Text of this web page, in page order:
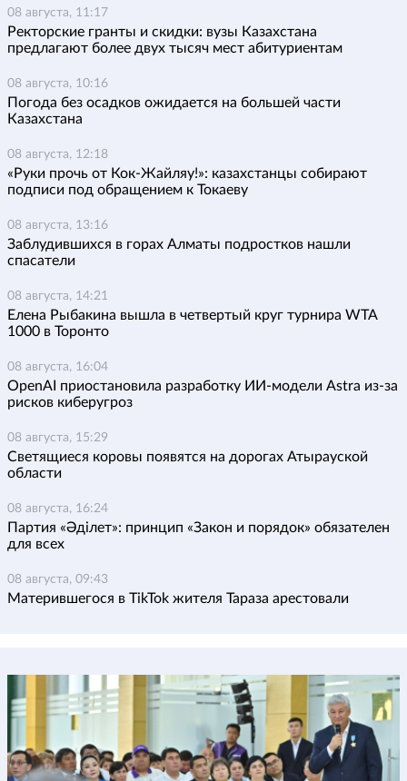
08 августа, 11:17
Ректорские гранты и скидки: вузы Казахстана
предлагают более двух тысяч мест абитуриентам
08 августа, 10:16
Погода без осадков ожидается на большей части
Казахстана
08 августа, 12:18
«Руки прочь от Кок-Жайляу!»: казахстанцы собирают
подписи под обращением к Токаеву
08 августа, 13:16
Заблудившихся в горах Алматы подростков нашли
спасатели
08 августа, 14:21
Елена Рыбакина вышла в четвертый круг турнира WTA
1000 в Торонто
08 августа, 16:04
OpenAI приостановила разработку ИИ-модели Astra из-за
рисков киберугроз
08 августа, 15:29
Светящиеся коровы появятся на дорогах Атырауской
области
08 августа, 16:24
Партия «Әділет»: принцип «Закон и порядок» обязателен
для всех
08 августа, 09:43
Матерившегося в TikTok жителя Тараза арестовали